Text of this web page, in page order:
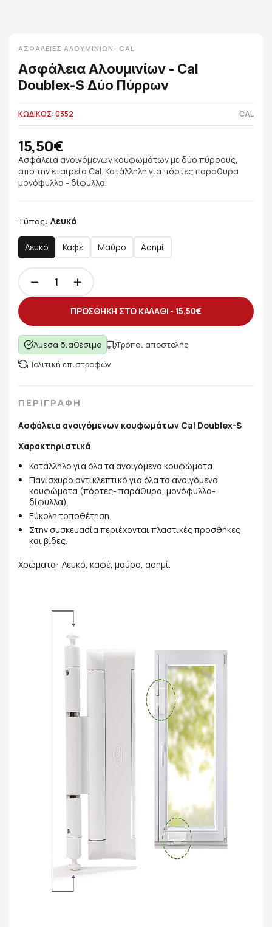
ΑΣΦΆΛΕΙΕΣ ΑΛΟΥΜΙΝΊΩΝ- CAL
Ασφάλεια Αλουμινίων - Cal
Doublex-S Δύο Πύρρων
ΚΩΔΙΚΟΣ: 0352 CAL
15,50€
Ασφάλεια ανοιγόμενων κουφωμάτων με δύο πύρρους,
από την εταιρεία Cal. Κατάλληλη για πόρτες παράθυρα
μονόφυλλα - δίφυλλα.
Τύπος: Λευκό
Λευκό Καφέ Μαύρο Ασημί
ΠΡΟΣΘΗΚΗ ΣΤΟ ΚΑΛΑΘΙ - 15,50€
Άμεσα διαθέσιμο
Τρόποι αποστολής
Πολιτική επιστροφών
ΠΕΡΙΓΡΑΦΗ
Ασφάλεια ανοιγόμενων κουφωμάτων Cal Doublex-S
Χαρακτηριστικά
Κατάλληλο για όλα τα ανοιγόμενα κουφώματα.
Πανίσχυρο αντικλεπτικό για όλα τα ανοιγόμενα
κουφώματα (πόρτες- παράθυρα, μονόφυλλα-
δίφυλλα).
Εύκολη τοποθέτηση.
Στην συσκευασία περιέχονται πλαστικές προσθήκες
και βίδες.
Χρώματα: Λευκό, καφέ, μαύρο, ασημί.